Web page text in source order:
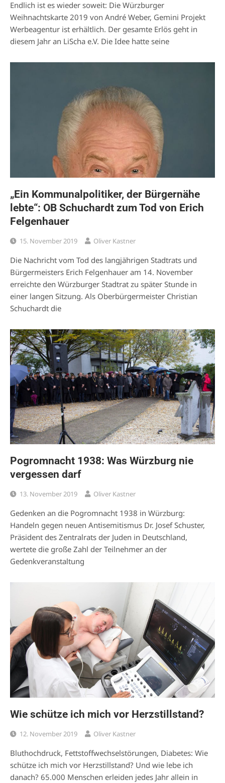
Endlich ist es wieder soweit: Die Würzburger
Weihnachtskarte 2019 von André Weber, Gemini Projekt
Werbeagentur ist erhältlich. Der gesamte Erlös geht in
diesem Jahr an LiScha e.V. Die Idee hatte seine
„Ein Kommunalpolitiker, der Bürgernähe
lebte“: OB Schuchardt zum Tod von Erich
Felgenhauer
15. November 2019 Oliver Kastner
Die Nachricht vom Tod des langjährigen Stadtrats und
Bürgermeisters Erich Felgenhauer am 14. November
erreichte den Würzburger Stadtrat zu später Stunde in
einer langen Sitzung. Als Oberbürgermeister Christian
Schuchardt die
Pogromnacht 1938: Was Würzburg nie
vergessen darf
13. November 2019 Oliver Kastner
Gedenken an die Pogromnacht 1938 in Würzburg:
Handeln gegen neuen Antisemitismus Dr. Josef Schuster,
Präsident des Zentralrats der Juden in Deutschland,
wertete die große Zahl der Teilnehmer an der
Gedenkveranstaltung
Wie schütze ich mich vor Herzstillstand?
12. November 2019 Oliver Kastner
Bluthochdruck, Fettstoffwechselstörungen, Diabetes: Wie
schütze ich mich vor Herzstillstand? Und wie lebe ich
danach? 65.000 Menschen erleiden jedes Jahr allein in